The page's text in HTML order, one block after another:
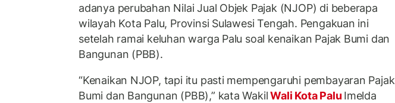
adanya perubahan Nilai Jual Objek Pajak (NJOP) di beberapa
wilayah Kota Palu, Provinsi Sulawesi Tengah. Pengakuan ini
setelah ramai keluhan warga Palu soal kenaikan Pajak Bumi dan
Bangunan (PBB).
“Kenaikan NJOP, tapi itu pasti mempengaruhi pembayaran Pajak
Bumi dan Bangunan (PBB),” kata WakilWali Kota PaluImelda